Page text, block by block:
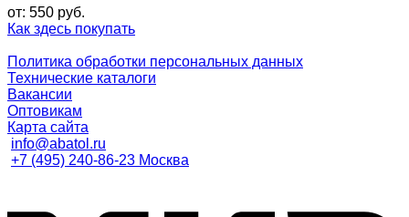
от: 550 руб.
Как здесь покупать
Политика обработки персональных данных
Технические каталоги
Вакансии
Оптовикам
Карта сайта
info@abatol.ru
+7 (495) 240-86-23 Москва